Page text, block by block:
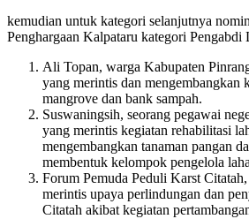
kemudian untuk kategori selanjutnya
Penghargaan Kalpataru kategori Pengabdi
Ali Topan, warga Kabupaten
yang merintis dan mengembangkan
mangrove dan bank sampah.
Suswaningsih, seorang pegawai
yang merintis kegiatan rehabilitasi
mengembangkan tanaman pangan
membentuk kelompok pengelola
Forum Pemuda Peduli Karst
merintis upaya perlindungan dan
Citatah akibat kegiatan